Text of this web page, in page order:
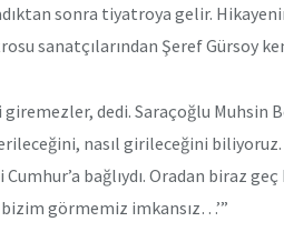
sonra tiyatroya gelir.
sanatçılarından Şeref Gürsoy
giremezler, dedi. Saraçoğlu Muhsin
nasıl girileceğini
Cumhur’a bağlıydı. Oradan biraz
görmemiz imkansız…’”